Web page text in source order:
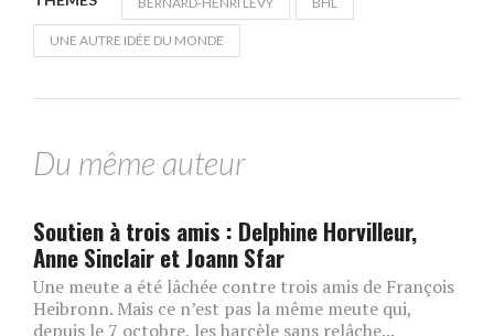
UNE AUTRE IDÉE DU MONDE
Du même auteur
Soutien à trois amis : Delphine Horvilleur,
Anne Sinclair et Joann Sfar
Une meute a été lâchée contre trois amis de François
Heibronn. Mais ce n’est pas la même meute qui,
depuis le 7 octobre, les harcèle sans relâche...